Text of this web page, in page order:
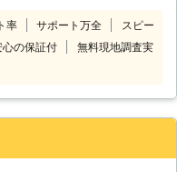
そのため各現地スタッフが
ったを解決し、快適な生活
うに全力サポート！ ガラ
換まで、ガラスのことで何
舗や医院、学校、企業など
率 サポート万全
スピー
心の保証付
無料現地調査実